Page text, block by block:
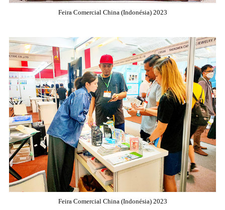
Feira Comercial China (Indonésia) 2023
Feira Comercial China (Indonésia) 2023